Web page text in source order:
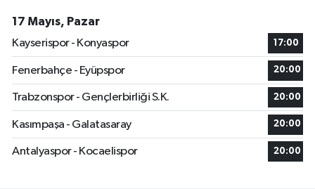
17 Mayıs, Pazar
Kayserispor - Konyaspor
17:00
Fenerbahçe - Eyüpspor 20:00
Trabzonspor - Gençlerbirliği S.K. 20:00
Kasımpaşa - Galatasaray 20:00
Antalyaspor - Kocaelispor 20:00